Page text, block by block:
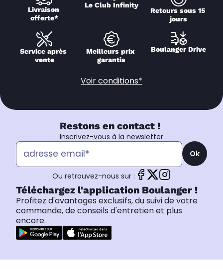
Livraison
offerte*
Le Club Infinity
Retours sous 15
jours
Service après
vente
Meilleurs prix
garantis
Boulanger Drive
Voir conditions*
Restons en contact !
Inscrivez-vous à la newsletter
Ok
Ou retrouvez-nous sur :
Téléchargez l'application Boulanger !
Profitez d'avantages exclusifs, du suivi de votre
commande, de conseils d'entretien et plus
encore.